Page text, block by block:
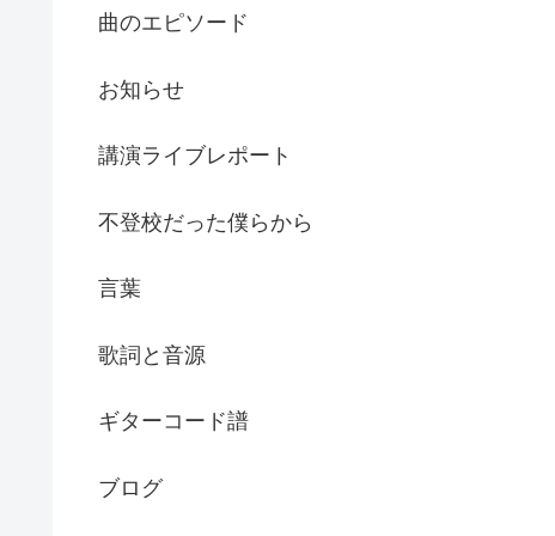
曲のエピソード
お知らせ
講演ライブレポート
不登校だった僕らから
言葉
歌詞と音源
ギターコード譜
ブログ